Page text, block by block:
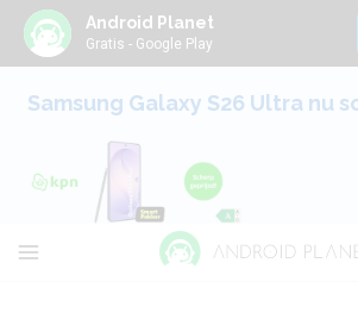
Android Planet
Gratis - Google Play
Samsung Galaxy S26 Ultra nu